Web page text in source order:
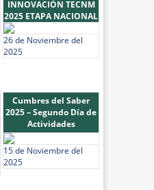
INNOVACIÓN TECNM
2025 ETAPA NACIONAL
26 de Noviembre del
2025
Cumbres del Saber
2025 – Segundo Día de
Actividades
15 de Noviembre del
2025